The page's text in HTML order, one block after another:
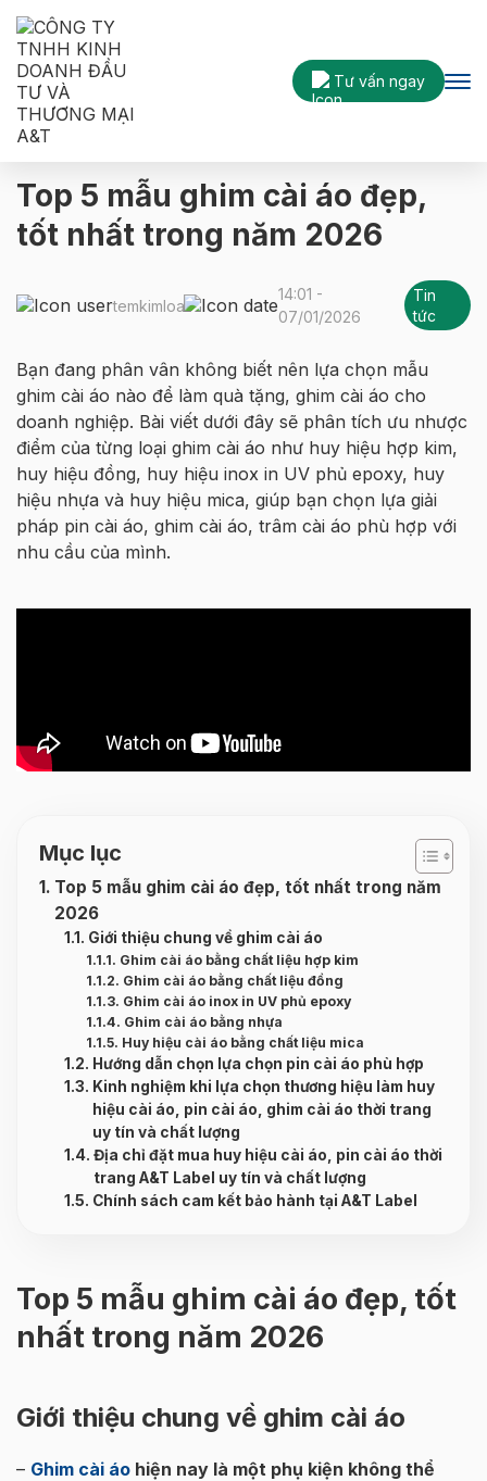
Tư vấn ngay
Top 5 mẫu ghim cài áo đẹp, tốt nhất trong năm 2026
Top 5 mẫu ghim cài áo đẹp,
tốt nhất trong năm 2026
temkimloai
14:01 -
07/01/2026
Tin
tức
Bạn đang phân vân không biết nên lựa chọn mẫu
ghim cài áo nào để làm quà tặng, ghim cài áo cho
doanh nghiệp. Bài viết dưới đây sẽ phân tích ưu nhược
điểm của từng loại ghim cài áo như huy hiệu hợp kim,
huy hiệu đồng, huy hiệu inox in UV phủ epoxy, huy
hiệu nhựa và huy hiệu mica, giúp bạn chọn lựa giải
pháp pin cài áo, ghim cài áo, trâm cài áo phù hợp với
nhu cầu của mình.
Mục lục
Top 5 mẫu ghim cài áo đẹp, tốt nhất trong năm
2026
Giới thiệu chung về ghim cài áo
Ghim cài áo bằng chất liệu hợp kim
Ghim cài áo bằng chất liệu đồng
Ghim cài áo inox in UV phủ epoxy
Ghim cài áo bằng nhựa
Huy hiệu cài áo bằng chất liệu mica
Hướng dẫn chọn lựa chọn pin cài áo phù hợp
Kinh nghiệm khi lựa chọn thương hiệu làm huy
hiệu cài áo, pin cài áo, ghim cài áo thời trang
uy tín và chất lượng
Địa chỉ đặt mua huy hiệu cài áo, pin cài áo thời
trang A&T Label uy tín và chất lượng
Chính sách cam kết bảo hành tại A&T Label
Top 5 mẫu ghim cài áo đẹp, tốt
nhất trong năm 2026
Giới thiệu chung về ghim cài áo
– Ghim cài áo hiện nay là một phụ kiện không thể